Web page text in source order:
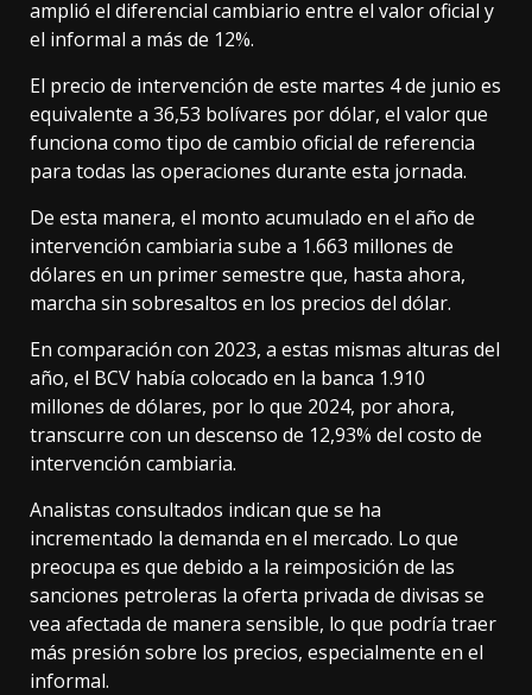
amplió el diferencial cambiario entre el valor oficial y
el informal a más de 12%.
El precio de intervención de este martes 4 de junio es
equivalente a 36,53 bolívares por dólar, el valor que
funciona como tipo de cambio oficial de referencia
para todas las operaciones durante esta jornada.
De esta manera, el monto acumulado en el año de
intervención cambiaria sube a 1.663 millones de
dólares en un primer semestre que, hasta ahora,
marcha sin sobresaltos en los precios del dólar.
En comparación con 2023, a estas mismas alturas del
año, el BCV había colocado en la banca 1.910
millones de dólares, por lo que 2024, por ahora,
transcurre con un descenso de 12,93% del costo de
intervención cambiaria.
Analistas consultados indican que se ha
incrementado la demanda en el mercado. Lo que
preocupa es que debido a la reimposición de las
sanciones petroleras la oferta privada de divisas se
vea afectada de manera sensible, lo que podría traer
más presión sobre los precios, especialmente en el
informal.